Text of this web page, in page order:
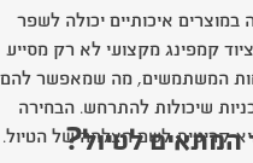
איכותיים יכולה לשפר
קמפינג מקצועי לא רק מסייע
המשתמשים, מה שמאפשר להם
שיכולות להתרחש. הבחירה
קריטית לשם הצלחה של הטיול.
המתאים לטיול?